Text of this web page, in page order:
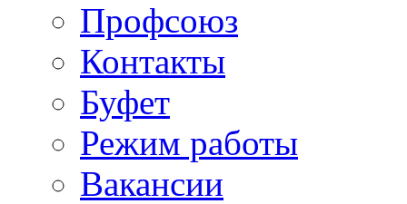
Профсоюз
Контакты
Буфет
Режим работы
Вакансии